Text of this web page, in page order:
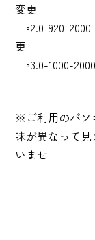
変更
◦2.0-920-
更
◦3.0-1000-
※ご利用のパソ
味が異なって
いませ